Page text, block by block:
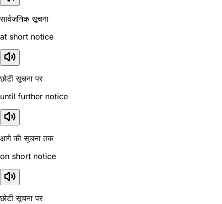
सार्वजनिक सूचना
at short notice
छोटी सूचना पर
until further notice
आगे की सूचना तक
on short notice
छोटी सूचना पर